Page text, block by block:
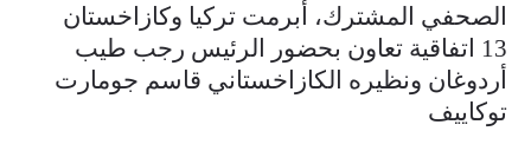
الصحفي المشترك، أبرمت تركيا وكازاخستان
13 اتفاقية تعاون بحضور الرئيس رجب طيب
أردوغان ونظيره الكازاخستاني قاسم جومارت
توكاييف